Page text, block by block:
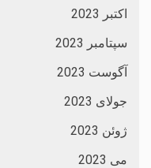
اکتبر 2023
سپتامبر 2023
آگوست 2023
جولای 2023
ژوئن 2023
می 2023